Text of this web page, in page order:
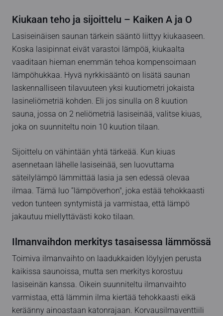
Kiukaan teho ja sijoittelu – Kaiken A ja O
Lasiseinäisen saunan tärkein sääntö liittyy kiukaaseen.
Koska lasipinnat eivät varastoi lämpöä, kiukaalta
vaaditaan hieman enemmän tehoa kompensoimaan
lämpöhukkaa. Hyvä nyrkkisääntö on lisätä saunan
laskennalliseen tilavuuteen yksi kuutiometri jokaista
lasineliömetriä kohden. Eli jos sinulla on 8 kuution
sauna, jossa on 2 neliömetriä lasiseinää, valitse kiuas,
joka on suunniteltu noin 10 kuution tilaan.
Sijoittelu on vähintään yhtä tärkeää. Kun kiuas
asennetaan lähelle lasiseinää, sen luovuttama
säteilylämpö lämmittää lasia ja sen edessä olevaa
ilmaa. Tämä luo ”lämpöverhon", joka estää tehokkaasti
vedon tunteen syntymistä ja varmistaa, että lämpö
jakautuu miellyttävästi koko tilaan.
Ilmanvaihdon merkitys tasaisessa lämmössä
Toimiva ilmanvaihto on laadukkaiden löylyjen perusta
kaikissa saunoissa, mutta sen merkitys korostuu
lasiseinän kanssa. Oikein suunniteltu ilmanvaihto
varmistaa, että lämmin ilma kiertää tehokkaasti eikä
keräänny ainoastaan katonrajaan. Korvausilmaventtiili